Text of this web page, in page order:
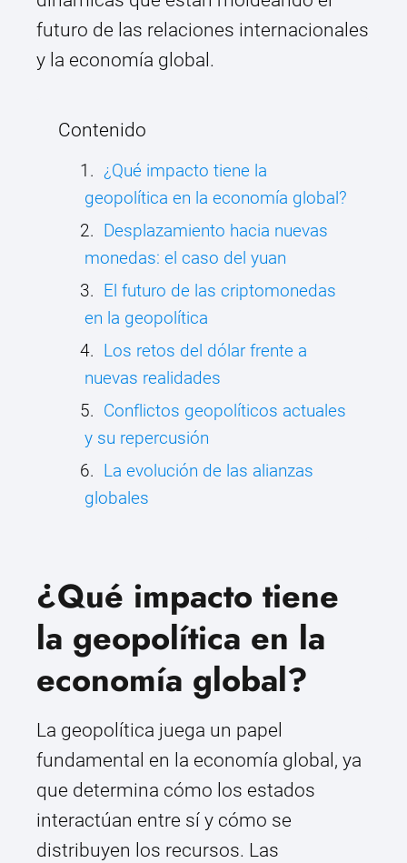
futuro de las relaciones internacionales
y la economía global.
Contenido
¿Qué impacto tiene la
geopolítica en la economía global?
Desplazamiento hacia nuevas
monedas: el caso del yuan
El futuro de las criptomonedas
en la geopolítica
Los retos del dólar frente a
nuevas realidades
Conflictos geopolíticos actuales
y su repercusión
La evolución de las alianzas
globales
¿Qué impacto tiene
la geopolítica en la
economía global?
La geopolítica juega un papel
fundamental en la economía global, ya
que determina cómo los estados
interactúan entre sí y cómo se
distribuyen los recursos. Las